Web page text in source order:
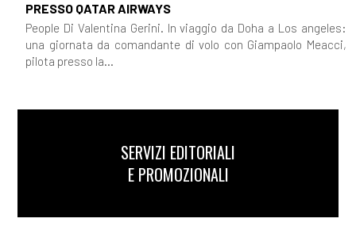
PRESSO QATAR AIRWAYS
People Di Valentina Gerini. In viaggio da Doha a Los angeles:
una giornata da comandante di volo con Giampaolo Meacci,
pilota presso la...
SERVIZI EDITORIALI
E PROMOZIONALI